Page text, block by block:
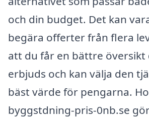
och din budget. Det kan
begära offerter från flera
att du får en bättre översikt
erbjuds och kan välja den
bäst värde för pengarna.
byggstdning-pris-0nb.se